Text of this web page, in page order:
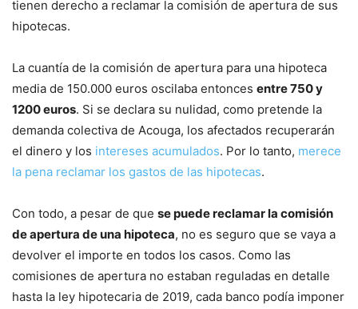
tienen derecho a reclamar la comisión de apertura de sus
hipotecas.
La cuantía de la comisión de apertura para una hipoteca
media de 150.000 euros oscilaba entonces entre 750 y
1200 euros. Si se declara su nulidad, como pretende la
demanda colectiva de Acouga, los afectados recuperarán
el dinero y los intereses acumulados. Por lo tanto, merece
la pena reclamar los gastos de las hipotecas.
Con todo, a pesar de que se puede reclamar la comisión
de apertura de una hipoteca, no es seguro que se vaya a
devolver el importe en todos los casos. Como las
comisiones de apertura no estaban reguladas en detalle
hasta la ley hipotecaria de 2019, cada banco podía imponer